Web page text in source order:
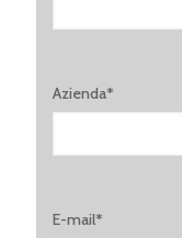
Azienda*
E-mail*